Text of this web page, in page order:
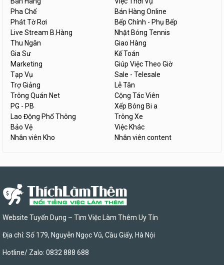
Pha Chế
Bán Hàng Online
Phát Tờ Rơi
Bếp Chính - Phụ Bếp
Live Stream B.Hàng
Nhặt Bóng Tennis
Thu Ngân
Giao Hàng
Gia Sư
Kế Toán
Marketing
Giúp Việc Theo Giờ
Tạp Vụ
Sale - Telesale
Trợ Giảng
Lễ Tân
Trông Quán Net
Cộng Tác Viên
PG - PB
Xếp Bóng Bi a
Lao Động Phổ Thông
Trông Xe
Bảo Vệ
Việc Khác
Nhân viên Kho
Nhân viên content
Website Tuyển Dụng – Tìm Việc Làm Thêm Uy Tín
Địa chỉ: Số 179, Nguyễn Ngọc Vũ, Cầu Giấy, Hà Nội
Hotline/ Zalo: 0832 888 688